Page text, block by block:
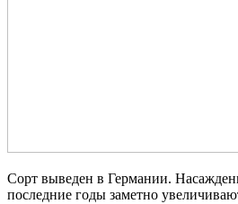
Сорт выведен в Германии.
последние годы заметно